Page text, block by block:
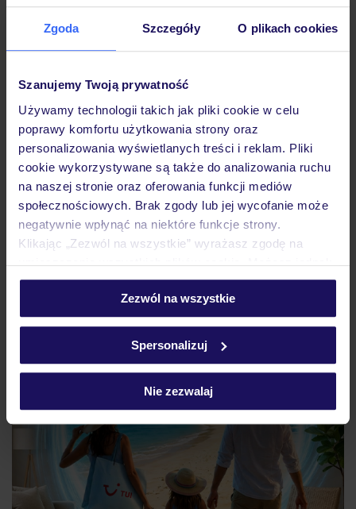
Zgoda Szczegóły O plikach cookies
Szanujemy Twoją prywatność
Używamy technologii takich jak pliki cookie w celu
poprawy komfortu użytkowania strony oraz
personalizowania wyświetlanych treści i reklam. Pliki
cookie wykorzystywane są także do analizowania ruchu
na naszej stronie oraz oferowania funkcji mediów
społecznościowych. Brak zgody lub jej wycofanie może
negatywnie wpłynąć na niektóre funkcje strony.
Klikając „Zezwól na wszystkie” wyrażasz zgodę na
umieszczenie wszystkich plików cookie. Możesz jednak
personalizować swój wybór wchodząc w zakładkę
Szczegółowe informacje o plikach cookie znajdziesz
polityce plików cookies oraz polityce prywatności
Zezwól na wszystkie
Spersonalizuj
Nie zezwalaj
Nira Wasik
wybieram city breaki, w czasie których mogę
poznawać nowe zakątki i chłonąć klimat wielkich
miast. A już najlepiej, kiedy wyjazd jest połączony z
koncertem - czy to moim, czy innego artysty.
Pasjonuję się też kulturą japońską i koreańską.
Tokio już zaliczone, więc kolejny kierunek - Seul!